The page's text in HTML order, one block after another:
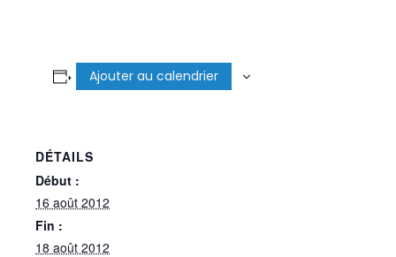
Ajouter au calendrier
DÉTAILS
Début :
16 août 2012
Fin :
18 août 2012